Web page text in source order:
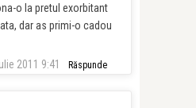
o la pretul exorbitant
dar as primi-o cadou
2011 9:41 Răspunde